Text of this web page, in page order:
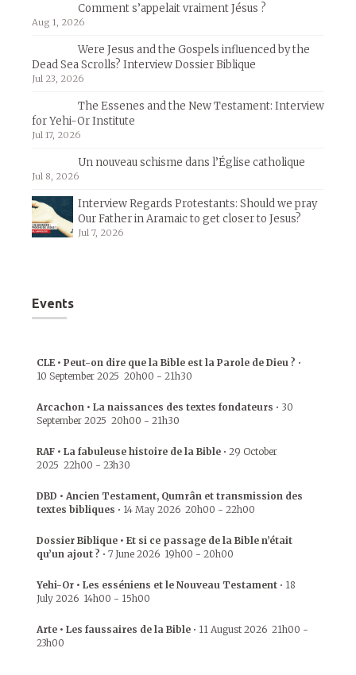
Comment s’appelait vraiment Jésus ?
Aug 1, 2026
Were Jesus and the Gospels influenced by the
Dead Sea Scrolls? Interview Dossier Biblique
Jul 23, 2026
The Essenes and the New Testament: Interview
for Yehi-Or Institute
Jul 17, 2026
Un nouveau schisme dans l’Église catholique
Jul 8, 2026
Interview Regards Protestants: Should we pray
Our Father in Aramaic to get closer to Jesus?
Jul 7, 2026
Events
CLE • Peut-on dire que la Bible est la Parole de Dieu ? •
10 September 2025 20h00 - 21h30
Arcachon • La naissances des textes fondateurs • 30
September 2025 20h00 - 21h30
RAF • La fabuleuse histoire de la Bible • 29 October
2025 22h00 - 23h30
DBD • Ancien Testament, Qumrân et transmission des
textes bibliques • 14 May 2026 20h00 - 22h00
Dossier Biblique • Et si ce passage de la Bible n’était
qu’un ajout ? • 7 June 2026 19h00 - 20h00
Yehi-Or • Les esséniens et le Nouveau Testament • 18
July 2026 14h00 - 15h00
Arte • Les faussaires de la Bible • 11 August 2026 21h00 -
23h00